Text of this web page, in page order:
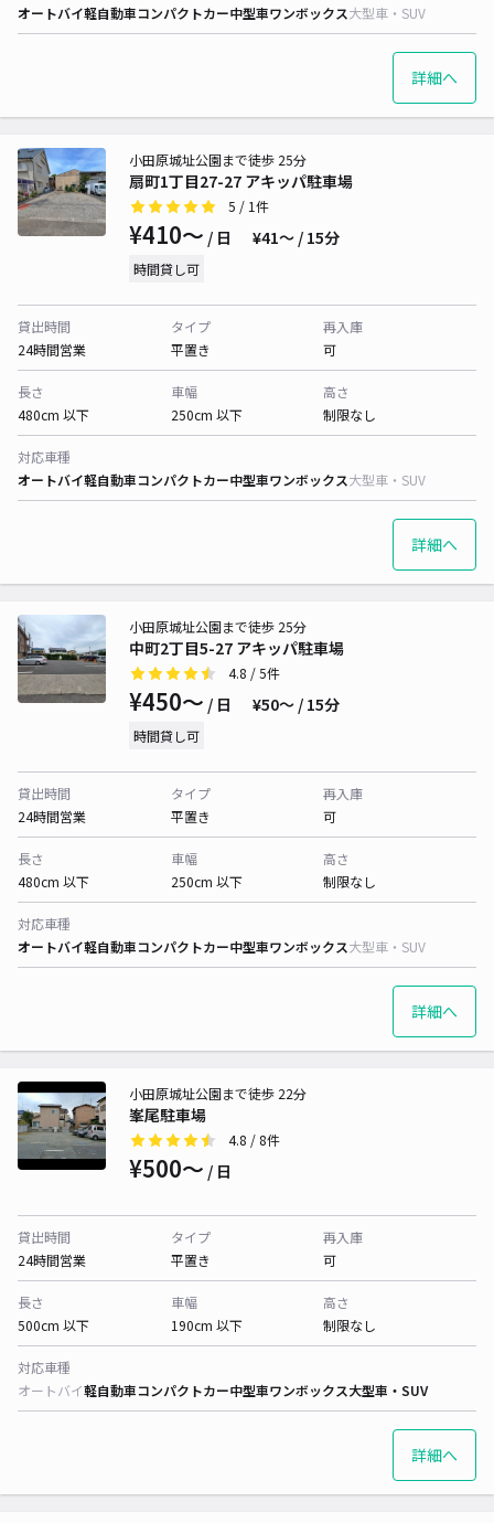
オートバイ軽自動車コンパクトカー中型車ワンボックス大型車・SUV
詳細へ
扇町1丁目27-27 アキッパ駐車場
小田原城址公園まで徒歩 25分
5 / 1件
¥410〜 / 日 ¥41〜 / 15分
時間貸し可
貸出時間
24時間営業
タイプ
平置き
再入庫
可
長さ
480cm 以下
車幅
250cm 以下
高さ
制限なし
対応車種
オートバイ軽自動車コンパクトカー中型車ワンボックス大型車・SUV
詳細へ
中町2丁目5-27 アキッパ駐車場
小田原城址公園まで徒歩 25分
4.8 / 5件
¥450〜 / 日 ¥50〜 / 15分
時間貸し可
貸出時間
24時間営業
タイプ
平置き
再入庫
可
長さ
480cm 以下
車幅
250cm 以下
高さ
制限なし
対応車種
オートバイ軽自動車コンパクトカー中型車ワンボックス大型車・SUV
詳細へ
峯尾駐車場
小田原城址公園まで徒歩 22分
4.8 / 8件
¥500〜 / 日
貸出時間
24時間営業
タイプ
平置き
再入庫
可
長さ
500cm 以下
車幅
190cm 以下
高さ
制限なし
対応車種
オートバイ軽自動車コンパクトカー中型車ワンボックス大型車・SUV
詳細へ